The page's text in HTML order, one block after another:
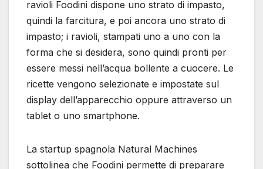
ravioli Foodini dispone uno strato di impasto,
quindi la farcitura, e poi ancora uno strato di
impasto; i ravioli, stampati uno a uno con la
forma che si desidera, sono quindi pronti per
essere messi nell’acqua bollente a cuocere. Le
ricette vengono selezionate e impostate sul
display dell’apparecchio oppure attraverso un
tablet o uno smartphone.
La startup spagnola Natural Machines
sottolinea che Foodini permette di preparare